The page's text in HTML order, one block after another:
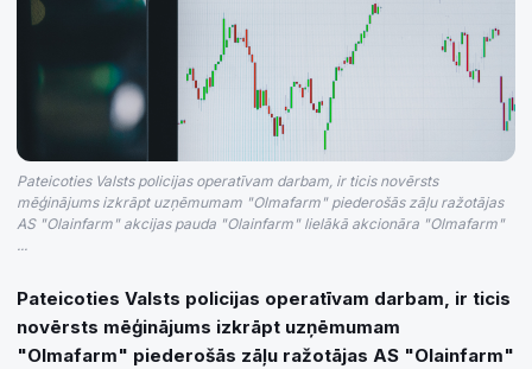
Pateicoties Valsts policijas operatīvam darbam, ir ticis novērsts
mēģinājums izkrāpt uzņēmumam "Olmafarm" piederošās zāļu ražotājas
AS "Olainfarm" akcijas pauda "Olainfarm" lielākā akcionāra "Olmafarm"
...
Pateicoties Valsts policijas operatīvam darbam, ir ticis
novērsts mēģinājums izkrāpt uzņēmumam
"Olmafarm" piederošās zāļu ražotājas AS "Olainfarm"